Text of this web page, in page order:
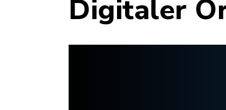
Digitaler